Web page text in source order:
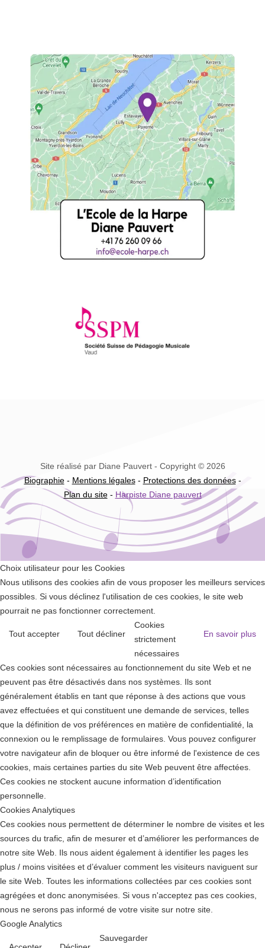
Site réalisé par Diane Pauvert - Copyright © 2026
Biographie- Mentions légales- Protections des données-
Plan du site- Harpiste Diane pauvert
Choix utilisateur pour les Cookies
Nous utilisons des cookies afin de vous proposer les meilleurs services
possibles. Si vous déclinez l'utilisation de ces cookies, le site web
pourrait ne pas fonctionner correctement.
Tout accepter Tout décliner En savoir plus
Cookies
strictement
nécessaires
Ces cookies sont nécessaires au fonctionnement du site Web et ne
peuvent pas être désactivés dans nos systèmes. Ils sont
généralement établis en tant que réponse à des actions que vous
avez effectuées et qui constituent une demande de services, telles
que la définition de vos préférences en matière de confidentialité, la
connexion ou le remplissage de formulaires. Vous pouvez configurer
votre navigateur afin de bloquer ou être informé de l'existence de ces
cookies, mais certaines parties du site Web peuvent être affectées.
Ces cookies ne stockent aucune information d’identification
personnelle.
Cookies Analytiques
Ces cookies nous permettent de déterminer le nombre de visites et les
sources du trafic, afin de mesurer et d’améliorer les performances de
notre site Web. Ils nous aident également à identifier les pages les
plus / moins visitées et d’évaluer comment les visiteurs naviguent sur
le site Web. Toutes les informations collectées par ces cookies sont
agrégées et donc anonymisées. Si vous n'acceptez pas ces cookies,
nous ne serons pas informé de votre visite sur notre site.
Google Analytics
Sauvegarder